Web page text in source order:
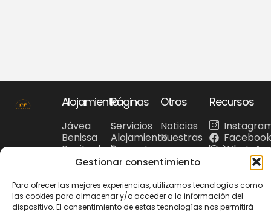
Gestionar consentimiento
Para ofrecer las mejores experiencias, utilizamos tecnologías como
las cookies para almacenar y/o acceder a la información del
dispositivo. El consentimiento de estas tecnologías nos permitirá
Alojamiento
Jávea
Benissa
Benitachell
Denia
Blanca
Páginas
Servicios
Alojamiento
Preguntas
frecuentes
Otros
Noticias
Nuestras
recomendaciones
Recursos